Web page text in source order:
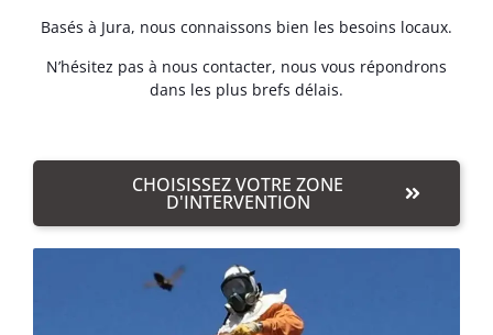
Basés à Jura, nous connaissons bien les besoins locaux.
N’hésitez pas à nous contacter, nous vous répondrons
dans les plus brefs délais.
CHOISISSEZ VOTRE ZONE
D'INTERVENTION